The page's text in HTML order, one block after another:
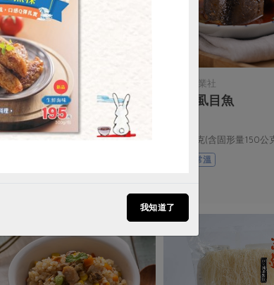
御鑫水產企業有限公司
味噌秋刀魚
200公克(含固形量150公克)
鰻鄉企業社
茄汁虱目魚
230公克(含固形量150公
常溫
我知道了